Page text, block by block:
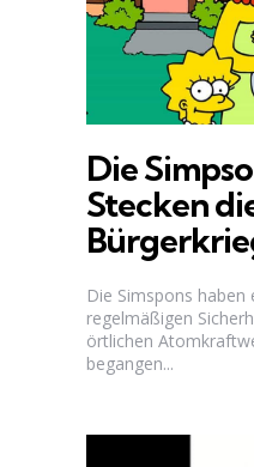
Die
Stecken
Die Simspons
regelmäßigen
örtlichen
begangen...